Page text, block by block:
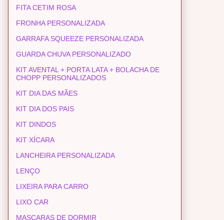
FITA CETIM ROSA
FRONHA PERSONALIZADA
GARRAFA SQUEEZE PERSONALIZADA
GUARDA CHUVA PERSONALIZADO
KIT AVENTAL + PORTA LATA + BOLACHA DE
CHOPP PERSONALIZADOS
KIT DIA DAS MÃES
KIT DIA DOS PAIS
KIT DINDOS
KIT XÍCARA
LANCHEIRA PERSONALIZADA
LENÇO
LIXEIRA PARA CARRO
LIXO CAR
MASCARAS DE DORMIR